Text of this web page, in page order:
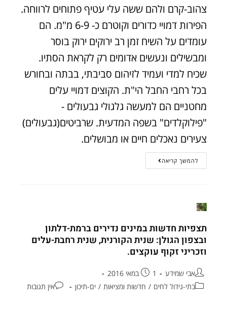
צהוב-קרם ולהם ששה עלי עטיף פתוחים לרווחה.
הפירות דמויי כדורים וקוטרם כ- 6-9 מ"מ. הם
עומדים על השיח זמן רב ירוקים ירוק בוסר
ומבשילים ונעשים אדומים רק לקראת הסתיו.
שכיח למדי ועמיד לזיהום סביבתי, בבתה ובחורש
בכל רחבי החבל הי"ת. הקוצים דמויי עלים
מחטניים הם למעשה גלגולי גבעולים -
"פילוקלדים" בשפה המדעית. שרביטים(גבעולים)
צעירים נאכלים חיים או מבושלים.
להמשך קריאה
תצפיות חדשות במינים נדירים ברמת-דלתון
ובצפון הגולן: שנית הקורנית, שנית רחבת-עלים
וזכריני זקוף עוקצים.
אבי שמידע
1 במאי 2016
בתי-גידול לחים / חדשות ומציאות / ים-תיכון אין תגובות